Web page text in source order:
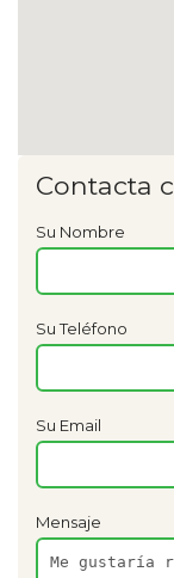
Contacta
Su Nombre
Su Teléfono
Su Email
Mensaje